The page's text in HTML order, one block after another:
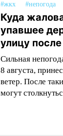
#жкх
#непогода
Куда
упавшее
улицу
Сильная
8 августа,
ветер. После
могут